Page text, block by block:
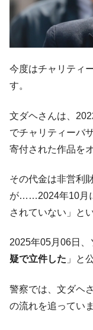
『Money1』
【
に韓国がいっちょ
『Money1』
韓
1.9倍！
『Money1』
ドを掲げる「在韓
『Money1』
韓
ータセンター整備
ほぼ終わった」
韓
発。
『Money1』
韓
ャンペーン」⇒ あ
ぎ」では。
『Money1』
韓
今度はチャリティ
す。
文ダヘさんは、
でチャリティーバ
寄付された作品を
その代金は非営利
が……2024年10月
されていない」と
2025年05月06日、
疑で立件した 」と
警察では、文ダヘ
の流れを追っていま